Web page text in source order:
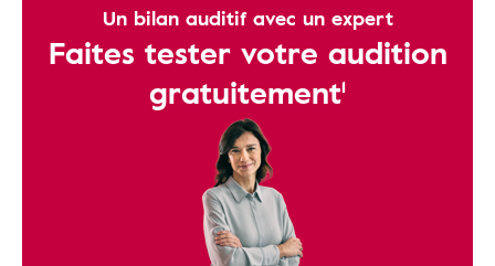
Un bilan auditif avec un expert
Faites tester votre audition
gratuitement¹